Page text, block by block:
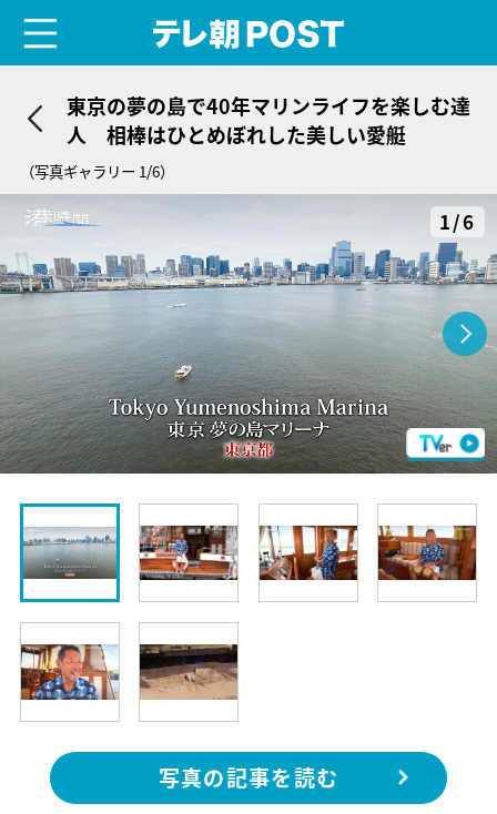
東京の夢の島で40年マリンライフを楽しむ達
人 相棒はひとめぼれした美しい愛艇
（写真ギャラリー 1/6）
1/6
写真の記事を読む